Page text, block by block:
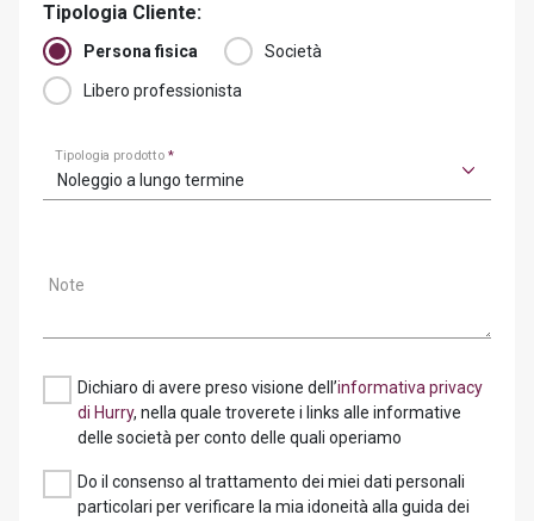
Tipologia Cliente:
Persona fisica Società
Libero professionista
Tipologia prodotto*
Noleggio a lungo termine
Note
Dichiaro di avere preso visione dell’informativa privacy
di Hurry, nella quale troverete i links alle informative
delle società per conto delle quali operiamo
Do il consenso al trattamento dei miei dati personali
particolari per verificare la mia idoneità alla guida dei